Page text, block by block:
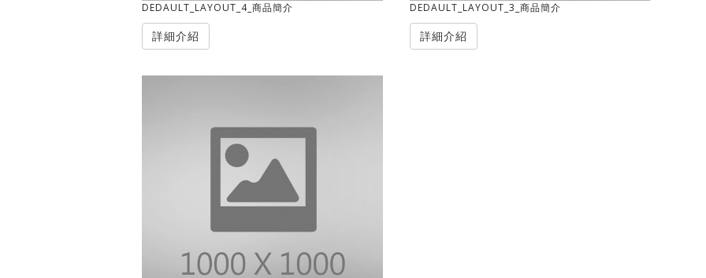
DEDAULT_LAYOUT_4_商品簡介
詳細介紹
DEDAULT_LAYOUT_3_商品簡介
詳細介紹